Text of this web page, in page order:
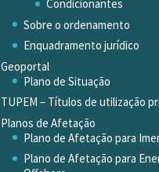
Condicionantes
Sobre o ordenamento
Enquadramento jurídico
Geoportal
Plano de Situação
TUPEM – Títulos de utilização
Planos de Afetação
Plano de Afetação para
Plano de Afetação para